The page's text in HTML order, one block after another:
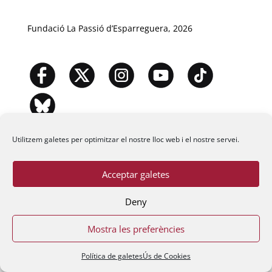
Utilitzem galetes per optimitzar el nostre lloc web i el nostre servei.
Acceptar galetes
Deny
Mostra les preferències
Política de galetesÚs de Cookies
Fundació La Passió d’Esparreguera, 2026